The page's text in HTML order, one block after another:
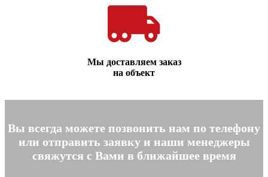
Мы доставляем заказ
на объект
Вы всегда можете позвонить нам по телефону
или отправить заявку и наши менеджеры
свяжутся с Вами в ближайшее время